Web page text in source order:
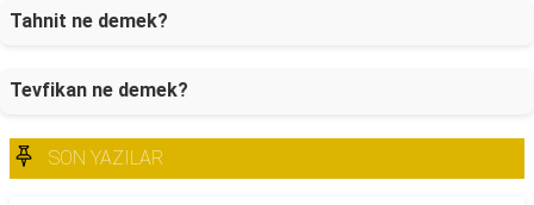
Tahnit ne demek?
Tevfikan ne demek?
SON YAZILAR